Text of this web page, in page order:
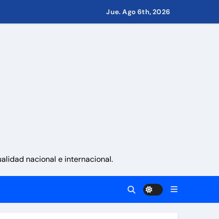
6 de agosto 2026
Jue. Ago 6th, 2026
nacional e internacional.